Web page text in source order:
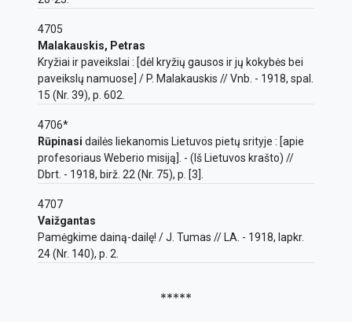
4705
Malakauskis, Petras
Kryžiai ir paveikslai : [dėl kryžių gausos ir jų kokybės bei
paveikslų namuose] / P. Malakauskis // Vnb. - 1918, spal.
15 (Nr. 39), p. 602.
4706*
Rūpinasi dailės liekanomis Lietuvos pietų srityje : [apie
profesoriaus Weberio misiją]. - (Iš Lietuvos krašto) //
Dbrt. - 1918, birž. 22 (Nr. 75), p. [3].
4707
Vaižgantas
Pamėgkime dainą-dailę! / J. Tumas // LA. - 1918, lapkr.
24 (Nr. 140), p. 2.
*****